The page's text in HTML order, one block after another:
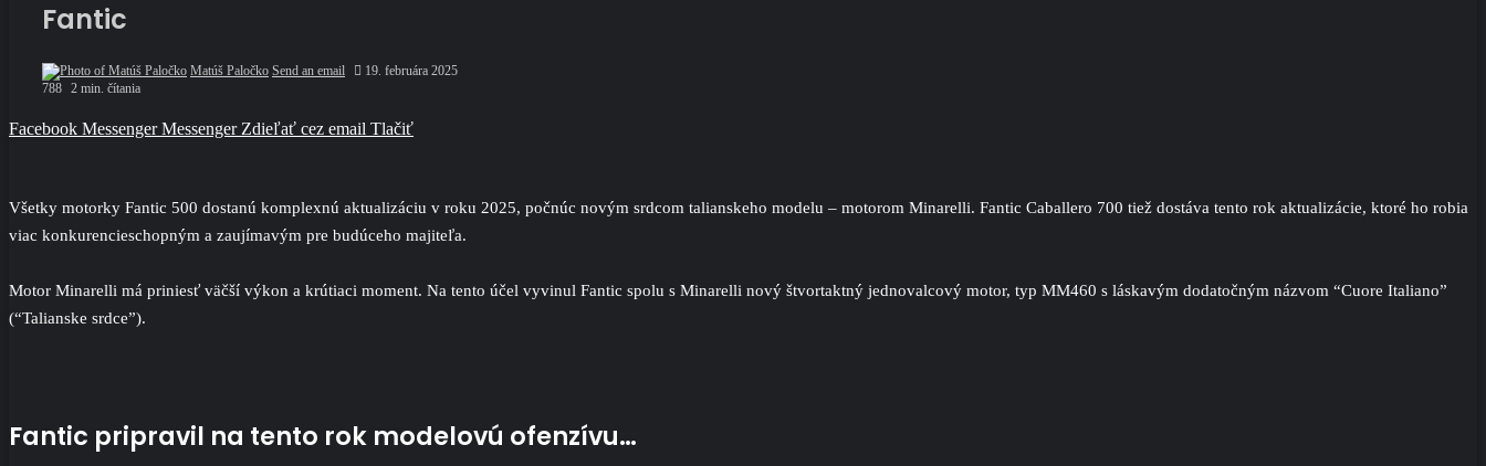
Fantic
Matúš Paločko Send an email
19. februára 2025
788 2 min. čítania
Facebook Messenger Messenger Zdieľať cez email Tlačiť
Všetky motorky Fantic 500 dostanú komplexnú aktualizáciu v roku 2025, počnúc novým srdcom talianskeho modelu – motorom Minarelli. Fantic Caballero 700 tiež dostáva tento rok aktualizácie, ktoré ho robia
viac konkurencieschopným a zaujímavým pre budúceho majiteľa.
Motor Minarelli má priniesť väčší výkon a krútiaci moment. Na tento účel vyvinul Fantic spolu s Minarelli nový štvortaktný jednovalcový motor, typ MM460 s láskavým dodatočným názvom “Cuore Italiano”
(“Talianske srdce”).
Fantic pripravil na tento rok modelovú ofenzívu…